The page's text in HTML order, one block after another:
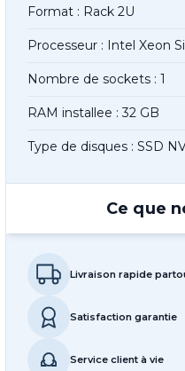
Format : Rack 2U
Processeur : Intel Xeon
Nombre de sockets : 1
RAM installee : 32 GB
Type de disques : SSD
Ce que
Livraison rapide
Satisfaction garantie
Service client à vie